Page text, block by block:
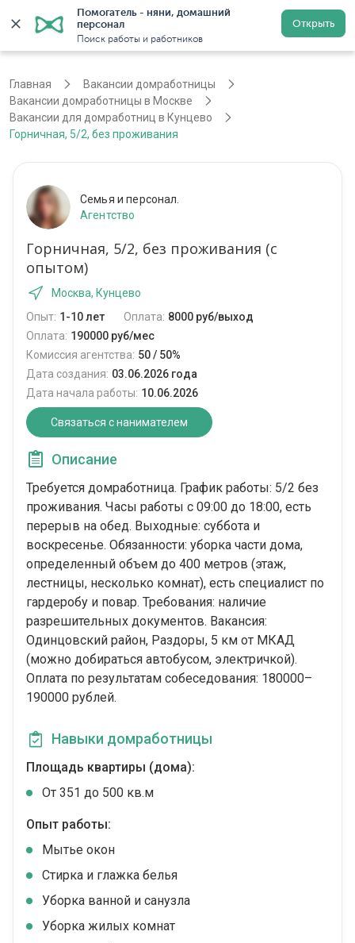
Помогатель - няни, домашний
персонал
Поиск работы и работников
Открыть
Регистрация
Главная
Вакансии домработницы
Вакансии домработницы в Москве
Вакансии для домработниц в Кунцево
Горничная, 5/2, без проживания
Семья и персонал.
Агентство
Горничная, 5/2, без проживания (с
опытом)
Москва, Кунцево
Опыт: 1-10 лет Оплата: 8000 руб/выход
Оплата: 190000 руб/мес
Комиссия агентства: 50 / 50%
Дата создания: 03.06.2026 года
Дата начала работы: 10.06.2026
Связаться с нанимателем
Описание
Требуется домработница. График работы: 5/2 без
проживания. Часы работы с 09:00 до 18:00, есть
перерыв на обед. Выходные: суббота и
воскресенье. Обязанности: уборка части дома,
определенный объем до 400 метров (этаж,
лестницы, несколько комнат), есть специалист по
гардеробу и повар. Требования: наличие
разрешительных документов. Вакансия:
Одинцовский район, Раздоры, 5 км от МКАД
(можно добираться автобусом, электричкой).
Оплата по результатам собеседования: 180000–
190000 рублей.
Навыки домработницы
Площадь квартиры (дома):
От 351 до 500 кв.м
Опыт работы:
Мытье окон
Стирка и глажка белья
Уборка ванной и санузла
Уборка жилых комнат